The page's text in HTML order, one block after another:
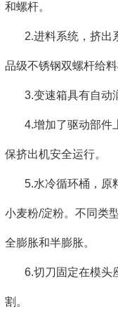
和螺杆。
2.进料系统，挤出
品级不锈钢双螺杆给
3.变速箱具有自动
4.增加了驱动部件
保挤出机安全运行。
5.水冷循环桶，原
小麦粉/淀粉。不同类
全膨胀和半膨胀。
6.切刀固定在模头
割。